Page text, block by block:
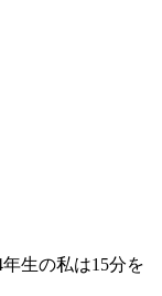
生の私は15分を